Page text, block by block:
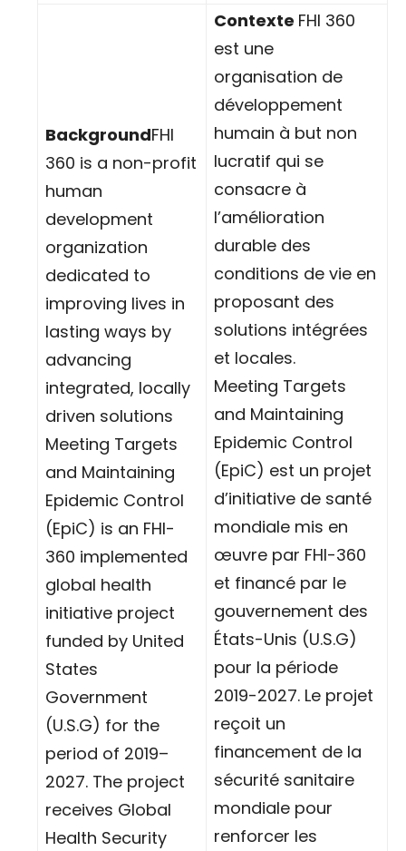
BackgroundFHI
360 is a non-profit
human
development
organization
dedicated to
improving lives in
lasting ways by
advancing
integrated, locally
driven solutions
Meeting Targets
and Maintaining
Epidemic Control
(EpiC) is an FHI-
360 implemented
global health
initiative project
funded by United
States
Government
(U.S.G) for the
period of 2019–
2027. The project
receives Global
Health Security
Contexte FHI 360
est une
organisation de
développement
humain à but non
lucratif qui se
consacre à
l’amélioration
durable des
conditions de vie en
proposant des
solutions intégrées
et locales.
Meeting Targets
and Maintaining
Epidemic Control
(EpiC) est un projet
d’initiative de santé
mondiale mis en
œuvre par FHI-360
et financé par le
gouvernement des
États-Unis (U.S.G)
pour la période
2019-2027. Le projet
reçoit un
financement de la
sécurité sanitaire
mondiale pour
renforcer les